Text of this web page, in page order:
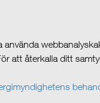
använda
att återkalla ditt